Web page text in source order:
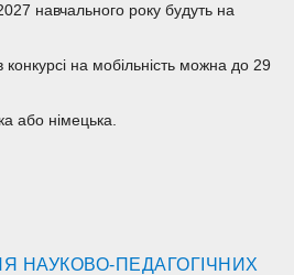
навчального року будуть на
конкурсі на мобільність можна до 29
або німецька.
НАУКОВО-ПЕДАГОГІЧНИХ